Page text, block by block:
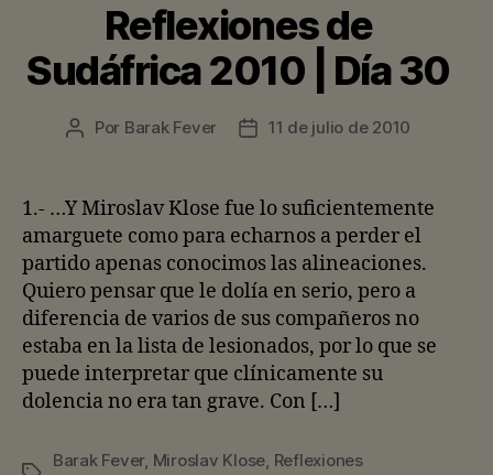
Reflexiones de
Sudáfrica 2010 | Día 30
Autor
entrada
Por Barak Fever
Fecha
entrada
11 de julio de 2010
1.- …Y Miroslav Klose fue lo suficientemente
amarguete como para echarnos a perder el
partido apenas conocimos las alineaciones.
Quiero pensar que le dolía en serio, pero a
diferencia de varios de sus compañeros no
estaba en la lista de lesionados, por lo que se
puede interpretar que clínicamente su
dolencia no era tan grave. Con […]
Barak Fever, Miroslav Klose, Reflexiones